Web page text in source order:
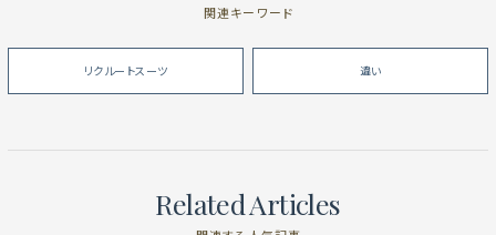
関連キーワード
リクルートスーツ 違い
Related Articles